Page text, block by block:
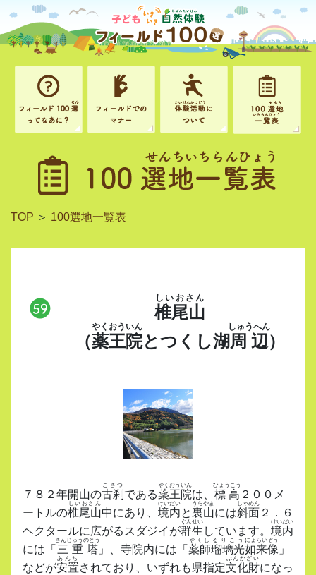
TOP ＞ 100選地一覧表
椎尾山
しいおさん
（薬王院
やくおういん
とつくし湖周辺
しゅうへん
）
７８２年開山の古刹
こさつ
である薬王院
やくおういん
は、 標高
ひょうこう
２００メ
ートルの椎尾山
しいおさん
中にあり、 境内
けいだい
と裏山
うらやま
には斜面
しゃめん
２．６
ヘクタールに広がるスダジイが群生
ぐんせい
しています。 境内
けいだい
には「 三重塔
さんじゅうのとう
」、寺院内には「 薬師
やくし
瑠璃光
るりこう
如来像
にょらいぞう
」
などが安置
あんち
されており、いずれも県指定文化財
ぶんかざい
になっ